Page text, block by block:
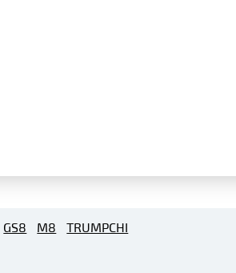
GS8 M8 TRUMPCHI